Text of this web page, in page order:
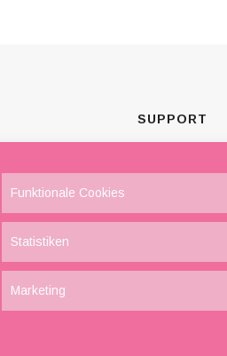
Funktionale Cookies
Statistiken
Marketing
SUPPORT